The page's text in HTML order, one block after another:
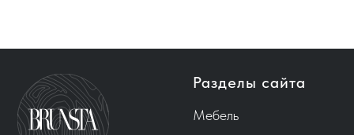
Разделы сайта
Мебель